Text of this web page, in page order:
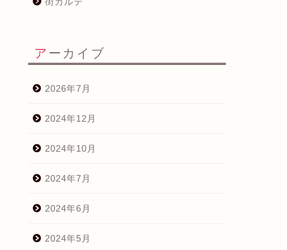
アーカイブ
2026年7月
2024年12月
2024年10月
2024年7月
2024年6月
2024年5月